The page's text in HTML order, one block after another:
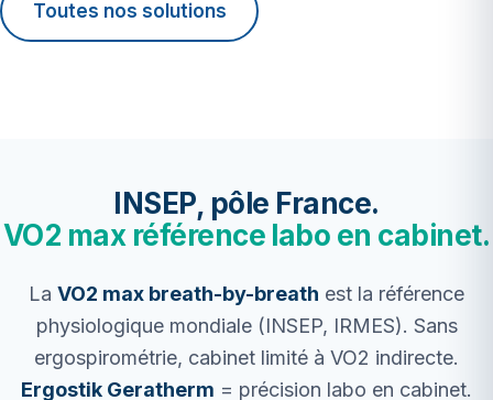
Toutes nos solutions
INSEP, pôle France.
VO2 max référence labo en cabinet.
La VO2 max breath-by-breath est la référence
physiologique mondiale (INSEP, IRMES). Sans
ergospirométrie, cabinet limité à VO2 indirecte.
Ergostik Geratherm = précision labo en cabinet.